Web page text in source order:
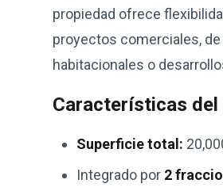
propiedad ofrece
proyectos comerciales,
habitacionales o
Características del
Superficie total:
Integrado por 2